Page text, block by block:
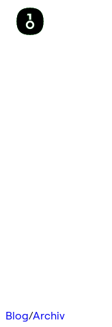
Blog/Archiv